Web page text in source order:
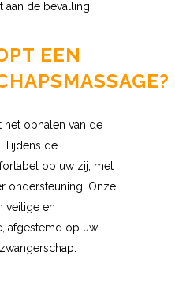
de bevalling.
EEN
het ophalen van de
Tijdens de
op uw zij, met
ondersteuning. Onze
veilige en
afgestemd op uw